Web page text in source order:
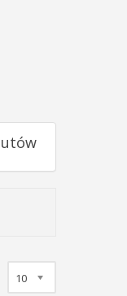
10